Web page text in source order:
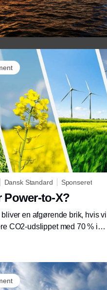
Dansk Standard Sponseret
Power-to-X?
bliver en afgørende brik, hvis vi
CO2-udslippet med 70 % i
ikke er en oplagt mulighed.